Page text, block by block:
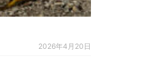
2026年4月20日